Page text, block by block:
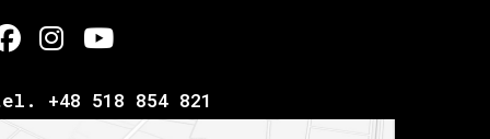
+48 518 854 821